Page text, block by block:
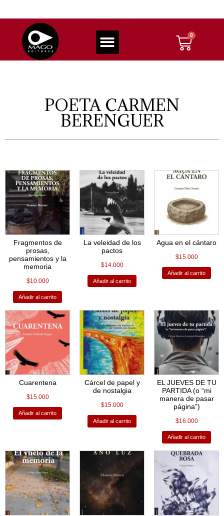
POETA CARMEN
BERENGUER
Fragmentos de
prosas,
pensamientos y la
memoria
$10.000
Añadir al carrito
La veleidad de los
pactos
$14.000
Añadir al carrito
Agua en el cántaro
$15.000
Añadir al carrito
Cuarentena
$15.000
Añadir al carrito
Cárcel de papel y
de nostalgia
$15.000
Añadir al carrito
EL JUEVES DE TU
PARTIDA (o “mi
manera de pasar
página”)
$16.000
Añadir al carrito